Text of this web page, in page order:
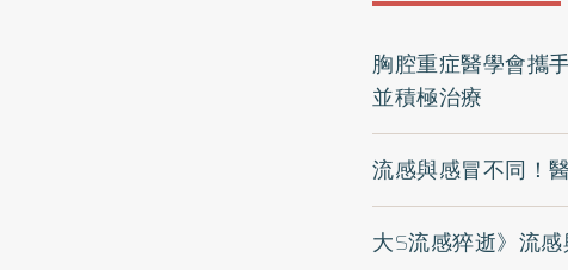
胸腔重症醫學會攜
並積極治療
流感與感冒不同！
大S流感猝逝》流